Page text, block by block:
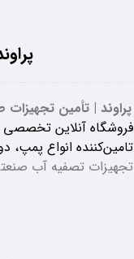
پراوند | تأمین
فروشگاه آنلاین تخصصی
تامین‌کننده انواع پمپ،
تجهیزات تصفیه آب